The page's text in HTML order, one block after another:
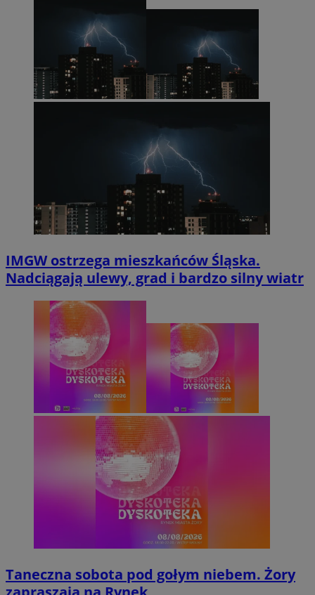
IMGW ostrzega mieszkańców Śląska.
Nadciągają ulewy, grad i bardzo silny wiatr
Taneczna sobota pod gołym niebem. Żory